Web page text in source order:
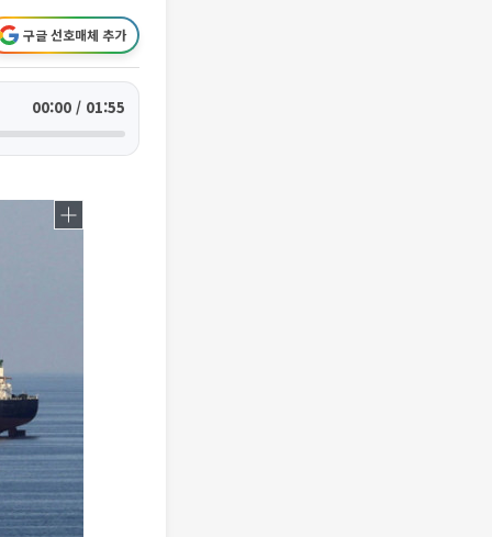
구글 선호매체 추가
00:00 / 01:55